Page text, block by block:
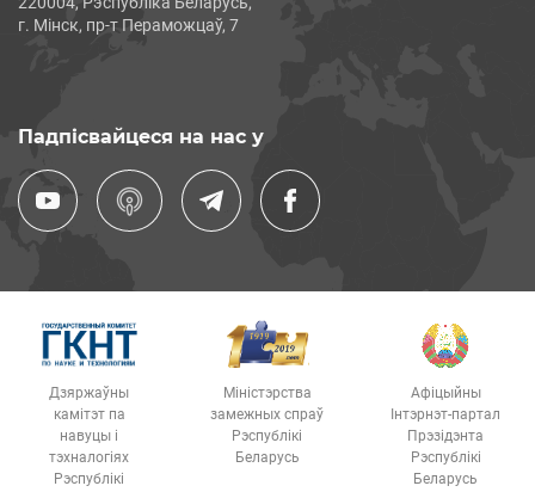
г. Мінск, пр-т Пераможцаў, 7
Падпісвайцеся на нас у
Дзяржаўны
камітэт па
навуцы і
тэхналогіях
Рэспублікі
Міністэрства
замежных спраў
Рэспублікі
Беларусь
Афіцыйны
Інтэрнэт-партал
Прэзідэнта
Рэспублікі
Беларусь